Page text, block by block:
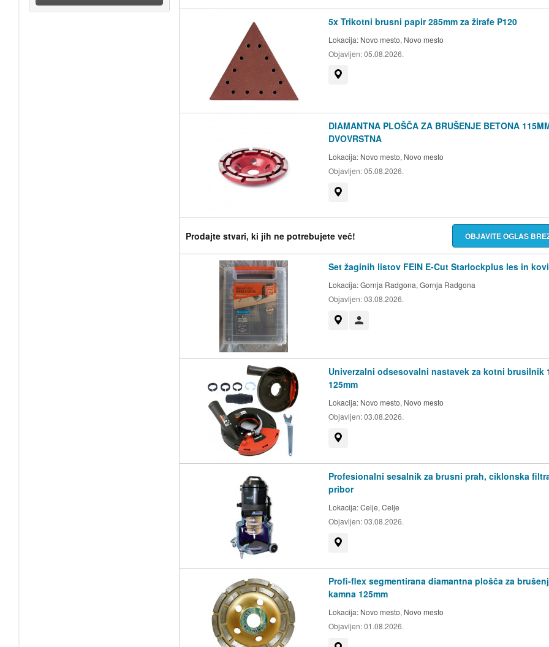
5x Trikotni brusni papir 285mm za žirafe P120
Lokacija: Novo mesto, Novo mesto
Objavljen:05.08.2026.
DIAMANTNA PLOŠČA ZA BRUŠENJE BETONA
DVOVRSTNA
Lokacija: Novo mesto, Novo mesto
Objavljen:05.08.2026.
Prodajte stvari, ki jih ne potrebujete več! OBJAVITE OGLAS
Set žaginih listov FEIN E-Cut Starlockplus les in
Lokacija:Gornja Radgona, Gornja Radgona
Objavljen:03.08.2026.
Univerzalni odsesovalni nastavek za kotni brusilnik
125mm
Lokacija: Novo mesto, Novo mesto
Objavljen:03.08.2026.
Profesionalni sesalnik za brusni prah, ciklonska
pribor
Lokacija:Celje, Celje
Objavljen:03.08.2026.
Profi-flex segmentirana diamantna plošča za
kamna 125mm
Lokacija: Novo mesto, Novo mesto
Objavljen:01.08.2026.